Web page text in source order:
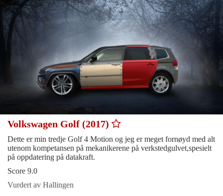
Volkswagen Golf (2017)
Dette er min tredje Golf 4 Motion og jeg er meget fornøyd med alt
utenom kompetansen på mekanikerene på verkstedgulvet,spesielt
på oppdatering på datakraft.
Score 9.0
Vurdert av Hallingen